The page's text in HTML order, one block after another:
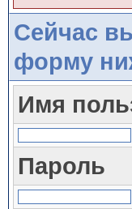
Сейчас
форму
Имя
Пароль